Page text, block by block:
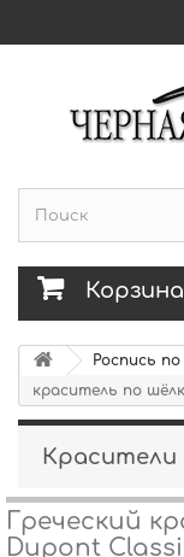
Корзина
Роспись
краситель по
Красители
Греческий
Dupont